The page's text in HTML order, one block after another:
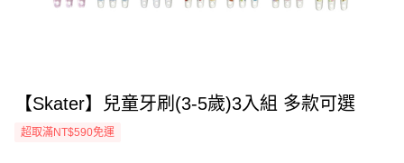
【Skater】兒童牙刷(3-5歲)3入組 多款可選
超取滿NT$590免運